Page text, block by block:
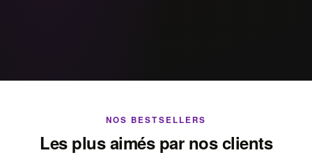
NOS BESTSELLERS
Les plus aimés par nos clients